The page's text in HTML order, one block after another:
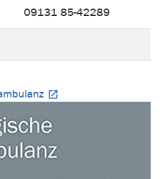
09131 85-42289